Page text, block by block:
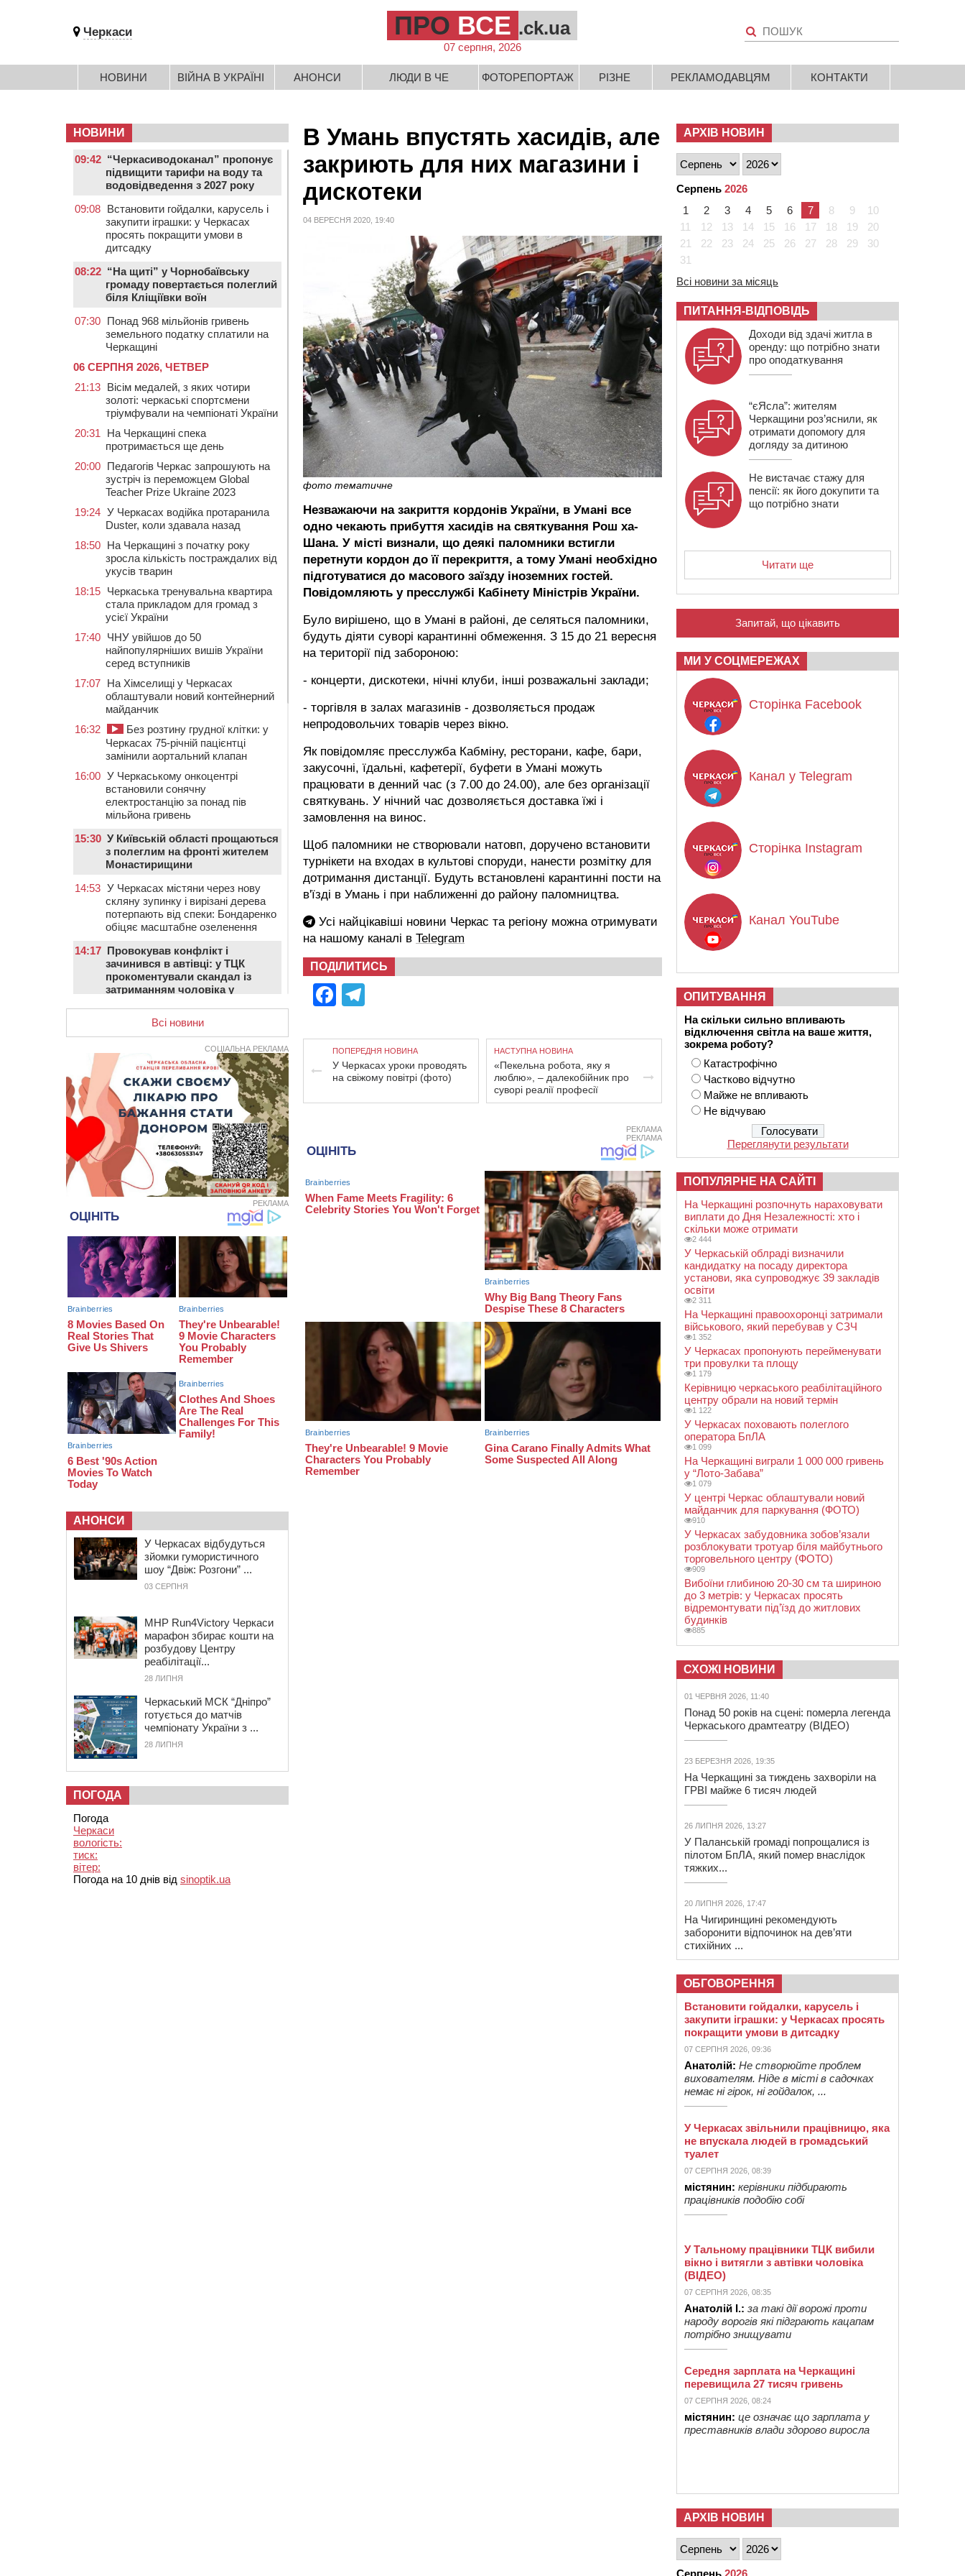
Черкаси ПРО ВСЕ .ck.ua
07 серпня, 2026
НОВИНИ ВІЙНА В УКРАЇНІ АНОНСИ ЛЮДИ В ЧЕ ФОТОРЕПОРТАЖ РІЗНЕ РЕКЛАМОДАВЦЯМ КОНТАКТИ
В Умань впустять хасидів, але
закриють для них магазини і
дискотеки
04 ВЕРЕСНЯ 2020, 19:40
фото тематичне
Незважаючи на закриття кордонів України, в Умані все
одно чекають прибуття хасидів на святкування Рош ха-
Шана. У місті визнали, що деякі паломники встигли
перетнути кордон до її перекриття, а тому Умані необхідно
підготуватися до масового заїзду іноземних гостей.
Повідомляють у пресслужбі Кабінету Міністрів України.
Було вирішено, що в Умані в районі, де селяться паломники,
будуть діяти суворі карантинні обмеження. З 15 до 21 вересня
на території під забороною:
- концерти, дискотеки, нічні клуби, інші розважальні заклади;
- торгівля в залах магазинів - дозволяється продаж
непродовольчих товарів через вікно.
Як повідомляє пресслужба Кабміну, ресторани, кафе, бари,
закусочні, їдальні, кафетерії, буфети в Умані можуть
працювати в денний час (з 7.00 до 24.00), але без організації
святкувань. У нічний час дозволяється доставка їжі і
замовлення на винос.
Щоб паломники не створювали натовп, доручено встановити
турнікети на входах в культові споруди, нанести розмітку для
дотримання дистанції. Будуть встановлені карантинні пости на
в'їзді в Умань і при наближенні до району паломництва.
Усі найцікавіші новини Черкас та регіону можна отримувати
на нашому каналі в Telegram
ПОДІЛИТИСЬ
Facebook
ПОПЕРЕДНЯ НОВИНА
У Черкасах уроки проводять
на свіжому повітрі (фото)
НАСТУПНА НОВИНА
«Пекельна робота, яку я
люблю», – далекобійник про
суворі реалії професії
РЕКЛАМА
РЕКЛАМА
НОВИНИ
09:42 “Черкасиводоканал” пропонує
підвищити тарифи на воду та
водовідведення з 2027 року
09:08 Встановити гойдалки, карусель і
закупити іграшки: у Черкасах
просять покращити умови в
дитсадку
08:22 “На щиті” у Чорнобаївську
громаду повертається полеглий
біля Кліщіївки воїн
07:30 Понад 968 мільйонів гривень
земельного податку сплатили на
Черкащині
06 СЕРПНЯ 2026, ЧЕТВЕР
21:13 Вісім медалей, з яких чотири
золоті: черкаські спортсмени
тріумфували на чемпіонаті України
20:31
На Черкащині спека
протримається ще день
20:00 Педагогів Черкас запрошують на
зустріч із переможцем Global
Teacher Prize Ukraine 2023
19:24 У Черкасах водійка протаранила
Duster, коли здавала назад
18:50 На Черкащині з початку року
зросла кількість постраждалих від
укусів тварин
18:15 Черкаська тренувальна квартира
стала прикладом для громад з
усієї України
17:40 ЧНУ увійшов до 50
найпопулярніших вишів України
серед вступників
17:07 На Хімселищі у Черкасах
облаштували новий контейнерний
майданчик
16:32
Без розтину грудної клітки: у
Черкасах 75-річній пацієнтці
замінили аортальний клапан
16:00 У Черкаському онкоцентрі
встановили сонячну
електростанцію за понад пів
мільйона гривень
15:30 У Київській області прощаються
з полеглим на фронті жителем
Монастирищини
14:53 У Черкасах містяни через нову
скляну зупинку і вирізані дерева
потерпають від спеки: Бондаренко
обіцяє масштабне озеленення
14:17 Провокував конфлікт і
зачинився в автівці: у ТЦК
прокоментували скандал із
затриманням чоловіка у
У Тальному працівники ТЦК
вибили вікно і витягли з автівки
чоловіка (ВІДЕО)
13:27
На Звенигородщині чоловік до
смерті побив 82-річного
односельця
12:57
У Черкасах СБУ викрила
прокремлівську агітаторку, яка
закликала до захоплення
України
12:50
“Як сказати дитині, що тато
Черкащини запускають серію
12:14 На Золотоніщині вже десяту
добу гасять пожежу торфу
11:35 Від 80 гривень за кілограм: в
Україні прогнозують стрибок цін на
10:56 Захисника зі Звенигородщини,
який обороняв Авдіївку,
нагородили “Комбатантським
хрестом”
10:10 На Черкащині п’яний мотоцикліст
зіткнувся з мопедом: двоє людей у
лікарні
Всі новини
СОЦІАЛЬНА РЕКЛАМА
РЕКЛАМА
АНОНСИ
У Черкасах відбудуться
зйомки гумористичного
шоу “Двіж: Розгони” ...
03 СЕРПНЯ
MHP Run4Victory Черкаси
марафон збирає кошти на
розбудову Центру
реабілітації...
28 ЛИПНЯ
Черкаський МСК “Дніпро”
готується до матчів
чемпіонату України з ...
28 ЛИПНЯ
ПОГОДА
Погода
Черкаси
вологість:
тиск:
вітер:
Погода на 10 днів від sinoptik.ua
АРХІВ НОВИН
Серпень 2026
1
2 3 4 5 6 7 8 9
10
11
12 13 14 15 16 17 18 19
20
21
22 23 24 25 26 27 28 29
30
31
Всі новини за місяць
ПИТАННЯ-ВІДПОВІДЬ
Доходи від здачі житла в
оренду: що потрібно знати
про оподаткування
“єЯсла”: жителям
Черкащини роз’яснили, як
отримати допомогу для
догляду за дитиною
Не вистачає стажу для
пенсії: як його докупити та
що потрібно знати
Читати ще
Запитай, що цікавить
МИ У СОЦМЕРЕЖАХ
Сторінка Facebook
Канал у Telegram
Сторінка Instagram
Канал YouTube
ОПИТУВАННЯ
На скільки сильно впливають
відключення світла на ваше життя,
зокрема роботу?
Катастрофічно
Частково відчутно
Майже не впливають
Не відчуваю
Переглянути результати
ПОПУЛЯРНЕ НА САЙТІ
На Черкащині розпочнуть нараховувати
виплати до Дня Незалежності: хто і
скільки може отримати
2 444
У Черкаській облраді визначили
кандидатку на посаду директора
установи, яка супроводжує 39 закладів
освіти
2 311
На Черкащині правоохоронці затримали
військового, який перебував у СЗЧ
1 352
У Черкасах пропонують перейменувати
три провулки та площу
1 179
Керівницю черкаського реабілітаційного
центру обрали на новий термін
1 122
У Черкасах поховають полеглого
оператора БпЛА
1 099
На Черкащині виграли 1 000 000 гривень
у “Лото-Забава”
1 079
У центрі Черкас облаштували новий
майданчик для паркування (ФОТО)
910
У Черкасах забудовника зобов’язали
розблокувати тротуар біля майбутнього
торговельного центру (ФОТО)
909
Вибоїни глибиною 20-30 см та шириною
до 3 метрів: у Черкасах просять
відремонтувати під’їзд до житлових
будинків
885
СХОЖІ НОВИНИ
01 ЧЕРВНЯ 2026, 11:40
Понад 50 років на сцені: померла легенда
Черкаського драмтеатру (ВІДЕО)
23 БЕРЕЗНЯ 2026, 19:35
На Черкащині за тиждень захворіли на
ГРВІ майже 6 тисяч людей
26 ЛИПНЯ 2026, 13:27
У Паланській громаді попрощалися із
пілотом БпЛА, який помер внаслідок
тяжких...
20 ЛИПНЯ 2026, 17:47
На Чигиринщині рекомендують
заборонити відпочинок на дев’яти
стихійних ...
ОБГОВОРЕННЯ
Встановити гойдалки, карусель і
закупити іграшки: у Черкасах просять
покращити умови в дитсадку
07 СЕРПНЯ 2026, 09:36
Анатолій: Не створюйте проблем
вихователям. Ніде в місті в садочках
немає ні гірок, ні гойдалок, ...
У Черкасах звільнили працівницю, яка
не впускала людей в громадський
туалет
07 СЕРПНЯ 2026, 08:39
містянин: керівники підбирають
працівників подобію собі
У Тальному працівники ТЦК вибили
вікно і витягли з автівки чоловіка
(ВІДЕО)
07 СЕРПНЯ 2026, 08:35
Анатолій І.: за такі дії ворожі проти
народу ворогів які підграють кацапам
потрібно знищувати
Середня зарплата на Черкащині
перевищила 27 тисяч гривень
07 СЕРПНЯ 2026, 08:24
містянин: це означає що зарплата у
преставників влади здорово виросла
АРХІВ НОВИН
Серпень 2026